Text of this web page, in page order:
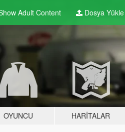
AdultContent Dosya Yükle
OYUNCU HARITALAR